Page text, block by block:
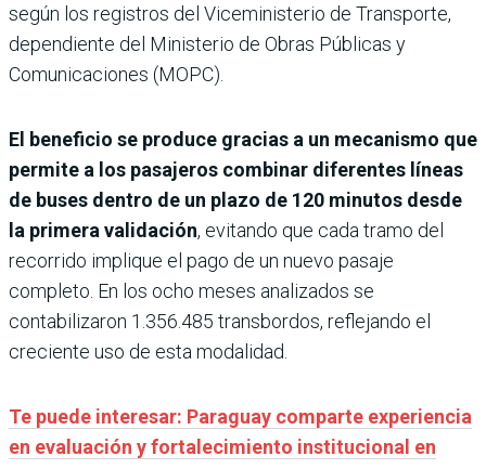
según los registros del Viceministerio de Transporte,
dependiente del Ministerio de Obras Públicas y
Comunicaciones (MOPC).
El beneficio se produce gracias a un mecanismo que
permite a los pasajeros combinar diferentes líneas
de buses dentro de un plazo de 120 minutos desde
la primera validación, evitando que cada tramo del
recorrido implique el pago de un nuevo pasaje
completo. En los ocho meses analizados se
contabilizaron 1.356.485 transbordos, reflejando el
creciente uso de esta modalidad.
Te puede interesar: Paraguay comparte experiencia
en evaluación y fortalecimiento institucional en